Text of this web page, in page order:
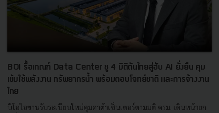
BOI รื้อเกณฑ์ Data Center ชู 4 มิติดันไทยสู่ฮับ AI ยั่งยืน คุม
เข้มใช้พลังงาน ทรัพยากรน้ำ พร้อมตอบโจทย์ชาติ และการจ้างงาน
ไทย
บีโอไอขานรับระเบียบใหม่คุมดาต้าเซ็นเตอร์ตามมติ ครม. เดินหน้ายก